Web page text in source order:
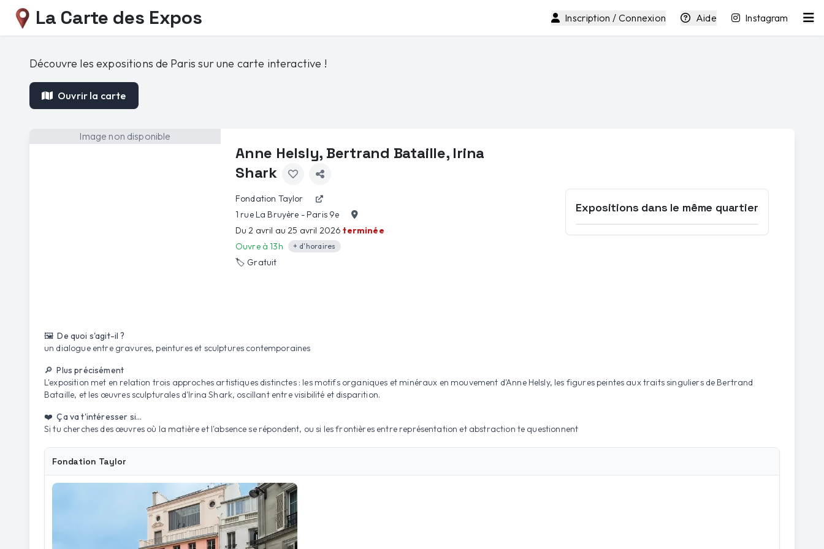
La Carte des Expos Inscription / Connexion Aide Instagram
Découvre les expositions de Paris sur une carte interactive !
Ouvrir la carte
Image non disponible
Anne Helsly, Bertrand Bataille, Irina
Shark
Fondation Taylor
1 rue La Bruyère - Paris 9e
Du 2 avril au 25 avril 2026terminée
Ouvre à 13h
+ d'horaires
🏷️ Gratuit
Expositions dans le même quartier
🖼️ De quoi s'agit-il ?
un dialogue entre gravures, peintures et sculptures contemporaines
🔎 Plus précisément
L'exposition met en relation trois approches artistiques distinctes : les motifs organiques et minéraux en mouvement d'Anne Helsly, les figures peintes aux traits singuliers de Bertrand
Bataille, et les œuvres sculpturales d'Irina Shark, oscillant entre visibilité et disparition.
❤️ Ça va t'intéresser si...
Si tu cherches des œuvres où la matière et l'absence se répondent, ou si les frontières entre représentation et abstraction te questionnent
Fondation Taylor